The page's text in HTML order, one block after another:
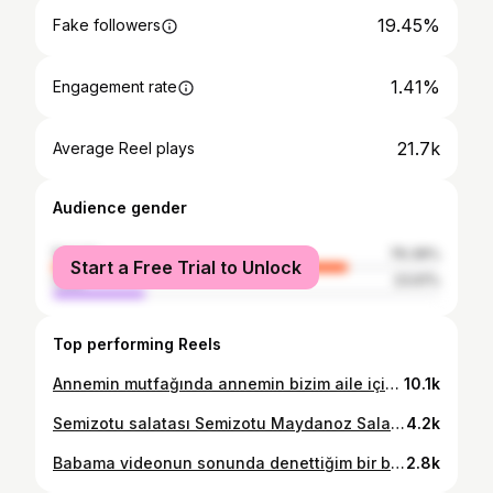
Fake followers 19.45%
Engagement rate 1.41%
Average Reel plays 21.7k
Audience gender
female
male
Start a Free Trial to Unlock
Top performing Reels
Annemin mutfağında annemin bizim aile için meşhur pırasalı kiş tarifini yapıyoruz❤️ Pırasalı Kiş 1 kg pırasa Hamur için 12 yemek kaşığı un 1 paket kabartma tozu 1 çay bardağı sıvı yağ 125 gr tereyağ, erimiş 3 yemek kaşığı yoğurt 1 çimdik tuz Krema harcı için 1 paket krema 1 yumurta Üzeri için rendelenmiş peynir Pırasayı doğrayıp tavada güzelce pişirin, hamuru hazırlayıp yağladığınız kalıba yayın. Pişirdiğiniz pırasaları hamurun üzerine güzelce yayın. Üzerine kremalı karışımı gezdirin. Pırasayla İyice birbirine harmanlayın. Üzerine peynirini koyup 190 derece fırına verin, peynirler eriyip üzeri iyice kızarana kadar pişirin. Umarım seversiniz afiyetler 🥲❤️ 10.1k
Semizotu salatası Semizotu Maydanoz Salatalık Kuru kayısı Sos: zeytinyağı + limon + çilek sirkesi tuz Havuç tarator Havuç Süzme yoğurt Taze soğan Tuz/ isterseniz sarımsak Pancar salatası Pancar Havuç Elma Sos: zeytinyağı+ limon + tuz Domates salatası Domates Soğan Kekik Tuz Sos: balzamik+ zeytinyağı + tuz Fırında kabak + tatlı patates Ve bir de salamura enginar kalbi, onları da ortadan kesin yıkayıp sarımsaklayıp mangala attım. 💖4.2k
Babama videonun sonunda denettiğim bir başarı hikayesi hahdhdh abart Gizemcim alt tarafı çörek 😅 Tahinli Çörek Hamur için 1 su bardağı ılık süt Çeyrek su bardağı su 1 yumurta 1 yemek kaşığı oda sıcaklığında tereyağı Çeyrek su bardağı sıvı yağ 1 tatlı kaşığı kuru maya 4 su bardağı un 2 yemek kaşığı şeker 1 çay kaşığı tuz Tahin dolgusu için 1 su bardağı tahin 1 su bardağı şeker 1 tatlı kaşığı tarçın Üzeri için yumurta sarısı ve susam Süt, su, yumurta, sıvı yağ ve tereyağı bir kaseye koyun. Sıvı karışıma önce şekeri ardından unu ve tuzu ekleyip yoğurun. Ele yapışmayan hafif sert bir hamur elde ediceksiniz. Yağladığınız kalıba hamurunuzu yerleştirip mayalanması için en az yarım saat bekleyin. Bu sırada tahin ve şeker karışımını hazırlayabilirsiniz. Mayalanan hamurun havasını alın ve 4 eşit parçaya bölerek beze yapın. Bezelerin üzerine biraz yağ dökerek merdane yardımıyla açın. Yağ ile açmak önemli daha kıyır bir kıvam sağlıyor. Açtığını hamurun ortasına ve kenarlarına tahinli dolguda sürün. İsterseniz uzun bir rulo yapın isterseniz de benim gibi hamuru iki ye bölüp küçük rulolar yapın ve videodaki gibi şekil verin. Tepesiye yerleştirip üzerine yumurta sürüp susam ı da serpip fırına verin. 180 derece önceden ısıtılmış fırında 45 dk kadar pişirin ama kontrol edin her fırının ayarı farklı ama üzeri iyice renk aldıysa pişmiş demektir. LÜTFEN DENEYİN, harika oluyor. #tahini #tahin #tahinirolls2.8k